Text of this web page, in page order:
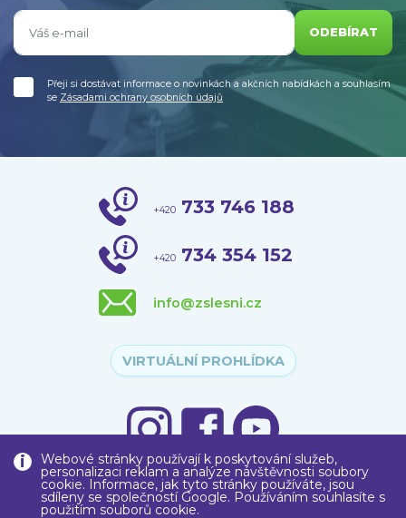
Webové stránky používají k poskytování služeb,
personalizaci reklam a analýze návštěvnosti soubory
cookie. Informace, jak tyto stránky používáte, jsou
sdíleny se společností Google. Používáním souhlasíte s
použitím souborů cookie.
ODEBÍRAT
Přeji si dostávat informace o novinkách a akčních nabídkách a souhlasím
se Zásadami ochrany osobních údajů
+420 733 746 188
+420 734 354 152
info@zslesni.cz
VIRTUÁLNÍ PROHLÍDKA